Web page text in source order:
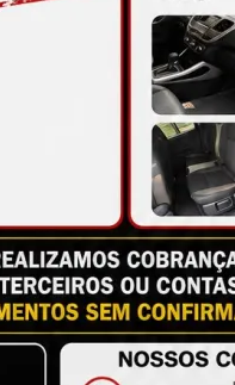
de Procedência
é de 90 (noventa)
o cliente
como parte do
Ler mais